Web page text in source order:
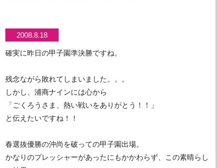
2008.8.18
確実に昨日の甲子園準決勝ですね。
残念ながら敗れてしまいました。。。
しかし、浦商ナインには心から
「ごくろうさま、熱い戦いをありがとう！！」
と伝えたいですね！！
春選抜優勝の沖尚を破っての甲子園出場。
かなりのプレッシャーがあったにもかかわらず、この素晴らし